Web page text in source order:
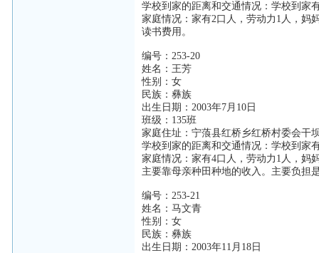
学校到家的距离和交通情况：学校到家
家庭情况：家有2口人，劳动力1人，妈
读书费用。
编号：253-20
姓名：王芳
性别：女
民族：彝族
出生日期：2003年7月10日
班级：135班
家庭住址：宁蒗县红桥乡红桥村委会干
学校到家的距离和交通情况：学校到家
家庭情况：家有4口人，劳动力1人，妈
主要靠母亲种田种地的收入。主要负担
编号：253-21
姓名：马文青
性别：女
民族：彝族
出生日期：2003年11月18日